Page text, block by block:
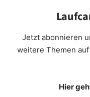
Jetzt abonnieren
weitere Themen
Hier
Die